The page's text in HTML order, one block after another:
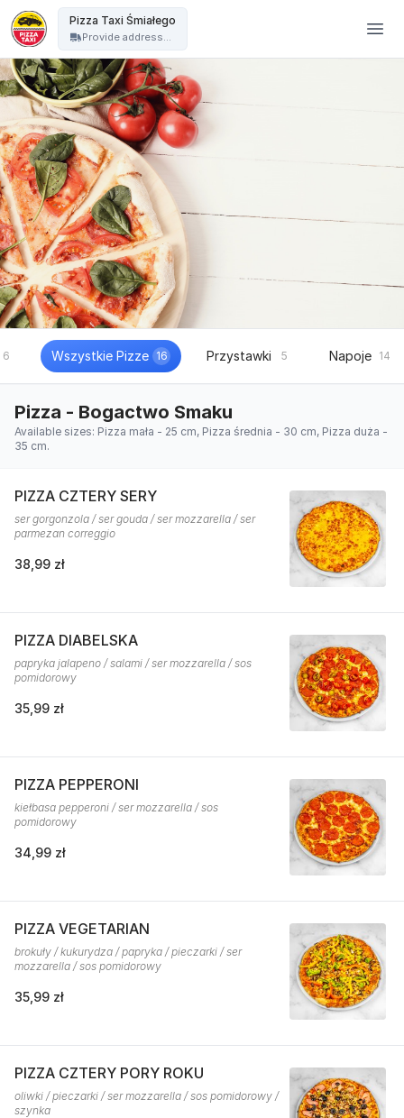
Pizza Taxi Śmiałego
Provide address...
6 Wszystkie Pizze 16 Przystawki 5 Napoje 14
Pizza - Bogactwo Smaku
Available sizes: Pizza mała - 25 cm, Pizza średnia - 30 cm, Pizza duża -
35 cm.
PIZZA CZTERY SERY
ser gorgonzola / ser gouda / ser mozzarella / ser
parmezan correggio
38,99 zł
PIZZA DIABELSKA
papryka jalapeno / salami / ser mozzarella / sos
pomidorowy
35,99 zł
PIZZA PEPPERONI
kiełbasa pepperoni / ser mozzarella / sos
pomidorowy
34,99 zł
PIZZA VEGETARIAN
brokuły / kukurydza / papryka / pieczarki / ser
mozzarella / sos pomidorowy
35,99 zł
PIZZA CZTERY PORY ROKU
oliwki / pieczarki / ser mozzarella / sos pomidorowy /
szynka